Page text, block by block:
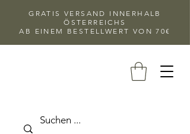
GRATIS VERSAND INNERHALB
ÖSTERREICHS
AB EINEM BESTELLWERT VON 70€